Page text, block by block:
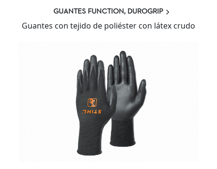
GUANTES FUNCTION, DUROGRIP
Guantes con tejido de poliéster con látex crudo